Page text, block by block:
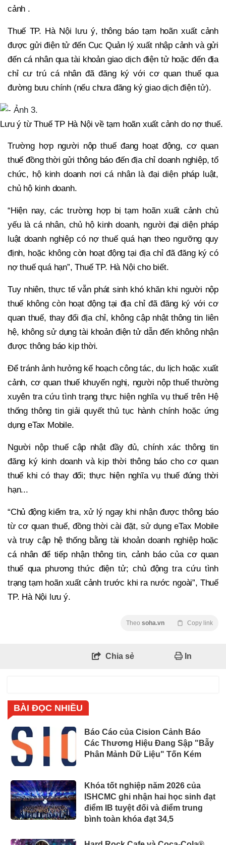
cảnh .
Thuế TP. Hà Nội lưu ý, thông báo tạm hoãn xuất cảnh
được gửi điện tử đến Cục Quản lý xuất nhập cảnh và gửi
đến cá nhân qua tài khoản giao dịch điện tử hoặc đến địa
chỉ cư trú cá nhân đã đăng ký với cơ quan thuế qua
đường bưu chính (nếu chưa đăng ký giao dịch điện tử).
Lưu ý từ Thuế TP Hà Nội về tạm hoãn xuất cảnh do nợ thuế.
Trường hợp người nộp thuế đang hoạt động, cơ quan
thuế đồng thời gửi thông báo đến địa chỉ doanh nghiệp, tổ
chức, hộ kinh doanh nơi cá nhân là đại diện pháp luật,
chủ hộ kinh doanh.
“Hiện nay, các trường hợp bị tạm hoãn xuất cảnh chủ
yếu là cá nhân, chủ hộ kinh doanh, người đại diện pháp
luật doanh nghiệp có nợ thuế quá hạn theo ngưỡng quy
định, hoặc không còn hoạt động tại địa chỉ đã đăng ký có
nợ thuế quá hạn”, Thuế TP. Hà Nội cho biết.
Tuy nhiên, thực tế vẫn phát sinh khó khăn khi người nộp
thuế không còn hoạt động tại địa chỉ đã đăng ký với cơ
quan thuế, thay đổi địa chỉ, không cập nhật thông tin liên
hệ, không sử dụng tài khoản điện tử dẫn đến không nhận
được thông báo kịp thời.
Để tránh ảnh hưởng kế hoạch công tác, du lịch hoặc xuất
cảnh, cơ quan thuế khuyến nghị, người nộp thuế thường
xuyên tra cứu tình trạng thực hiện nghĩa vụ thuế trên Hệ
thống thông tin giải quyết thủ tục hành chính hoặc ứng
dụng eTax Mobile.
Người nộp thuế cập nhật đầy đủ, chính xác thông tin
đăng ký kinh doanh và kịp thời thông báo cho cơ quan
thuế khi có thay đổi; thực hiện nghĩa vụ thuế đúng thời
hạn...
“Chủ động kiểm tra, xử lý ngay khi nhận được thông báo
từ cơ quan thuế, đồng thời cài đặt, sử dụng eTax Mobile
và truy cập hệ thống bằng tài khoản doanh nghiệp hoặc
cá nhân để tiếp nhận thông tin, cảnh báo của cơ quan
thuế qua phương thức điện tử; chủ động tra cứu tình
trạng tạm hoãn xuất cảnh trước khi ra nước ngoài”, Thuế
TP. Hà Nội lưu ý.
Theo soha.vn Copy link
Chia sẻ In
BÀI ĐỌC NHIỀU
Báo Cáo của Cision Cảnh Báo
Các Thương Hiệu Đang Sập "Bẫy
Phân Mảnh Dữ Liệu" Tốn Kém
Khóa tốt nghiệp năm 2026 của
ISHCMC ghi nhận hai học sinh đạt
điểm IB tuyệt đối và điểm trung
bình toàn khóa đạt 34,5